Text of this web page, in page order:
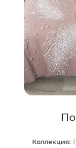
Коллекция: